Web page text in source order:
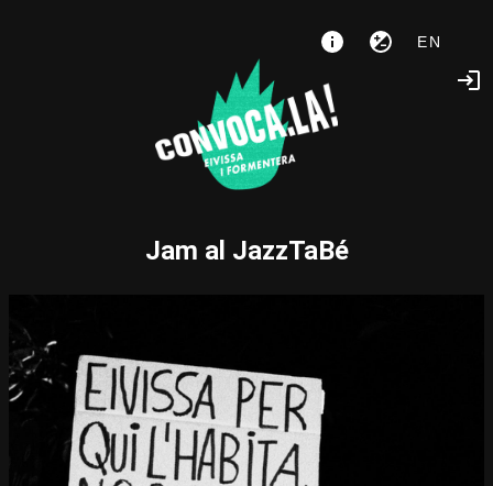
EN
Jam al JazzTaBé